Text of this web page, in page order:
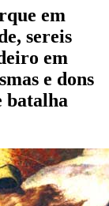
em
sereis
em
e dons
batalha